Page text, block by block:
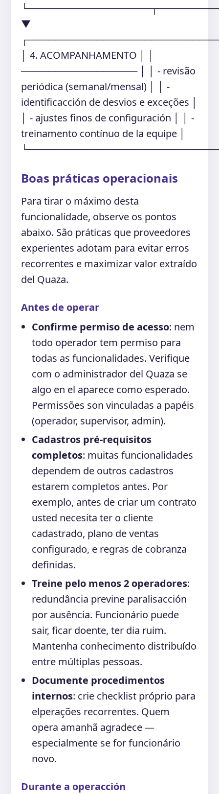
▼
│ 4. ACOMPANHAMENTO │ │
───────────────── │ │ - revisão
periódica (semanal/mensal) │ │ -
identificacción de desvios e exceções │
│ - ajustes finos de configuración │ │ -
treinamento contínuo de la equipe │
Boas práticas operacionais
Para tirar o máximo desta
funcionalidade, observe os pontos
abaixo. São práticas que proveedores
experientes adotam para evitar erros
recorrentes e maximizar valor extraído
del Quaza.
Antes de operar
Confirme permiso de acesso: nem
todo operador tem permiso para
todas as funcionalidades. Verifique
com o administrador del Quaza se
algo en el aparece como esperado.
Permissões son vinculadas a papéis
(operador, supervisor, admin).
Cadastros pré-requisitos
completos: muitas funcionalidades
dependem de outros cadastros
estarem completos antes. Por
exemplo, antes de criar um contrato
usted necesita ter o cliente
cadastrado, plano de ventas
configurado, e regras de cobranza
definidas.
Treine pelo menos 2 operadores:
redundância previne paralisacción
por ausência. Funcionário puede
sair, ficar doente, ter dia ruim.
Mantenha conhecimento distribuído
entre múltiplas pessoas.
Documente procedimentos
internos: crie checklist próprio para
elperações recorrentes. Quem
opera amanhã agradece —
especialmente se for funcionário
novo.
Durante a operacción